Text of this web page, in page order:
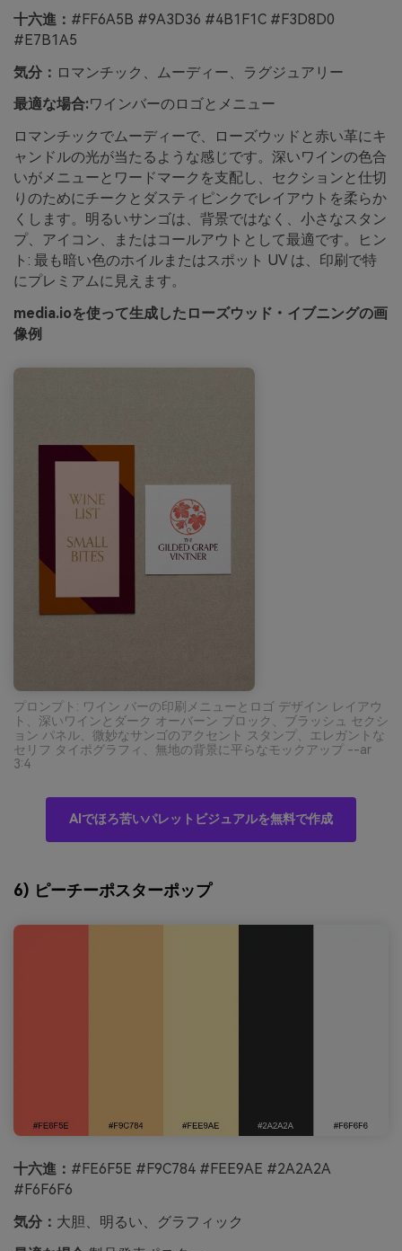
十六進： #FF6A5B #9A3D36 #4B1F1C #F3D8D0
#E7B1A5
気分： ロマンチック、ムーディー、ラグジュアリー
最適な場合:ワインバーのロゴとメニュー
ロマンチックでムーディーで、ローズウッドと赤い革にキ
ャンドルの光が当たるような感じです。深いワインの色合
いがメニューとワードマークを支配し、セクションと仕切
りのためにチークとダスティピンクでレイアウトを柔らか
くします。明るいサンゴは、背景ではなく、小さなスタン
プ、アイコン、またはコールアウトとして最適です。ヒン
ト: 最も暗い色のホイルまたはスポット UV は、印刷で特
にプレミアムに見えます。
media.ioを使って生成したローズウッド・イブニングの画
像例
プロンプト: ワイン バーの印刷メニューとロゴ デザイン レイアウ
ト、深いワインとダーク オーバーン ブロック、ブラッシュ セクシ
ョン パネル、微妙なサンゴのアクセント スタンプ、エレガントな
セリフ タイポグラフィ、無地の背景に平らなモックアップ --ar
3:4
AIでほろ苦いパレットビジュアルを無料で作成
6) ピーチーポスターポップ
十六進： #FE6F5E #F9C784 #FEE9AE #2A2A2A
#F6F6F6
気分： 大胆、明るい、グラフィック